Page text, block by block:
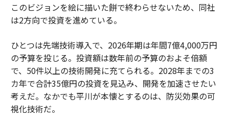
このビジョンを絵に描いた餅で終わらせないため、同社
は2方向で投資を進めている。
ひとつは先端技術導入で、2026年期は年間7億4,000万円
の予算を投じる。投資額は数年前の予算のおよそ倍額
で、50件以上の技術開発に充てられる。2028年までの3
カ年で合計35億円の投資を見込み、開発を加速させたい
考えだ。なかでも平川が本懐とするのは、防災効果の可
視化技術だ。